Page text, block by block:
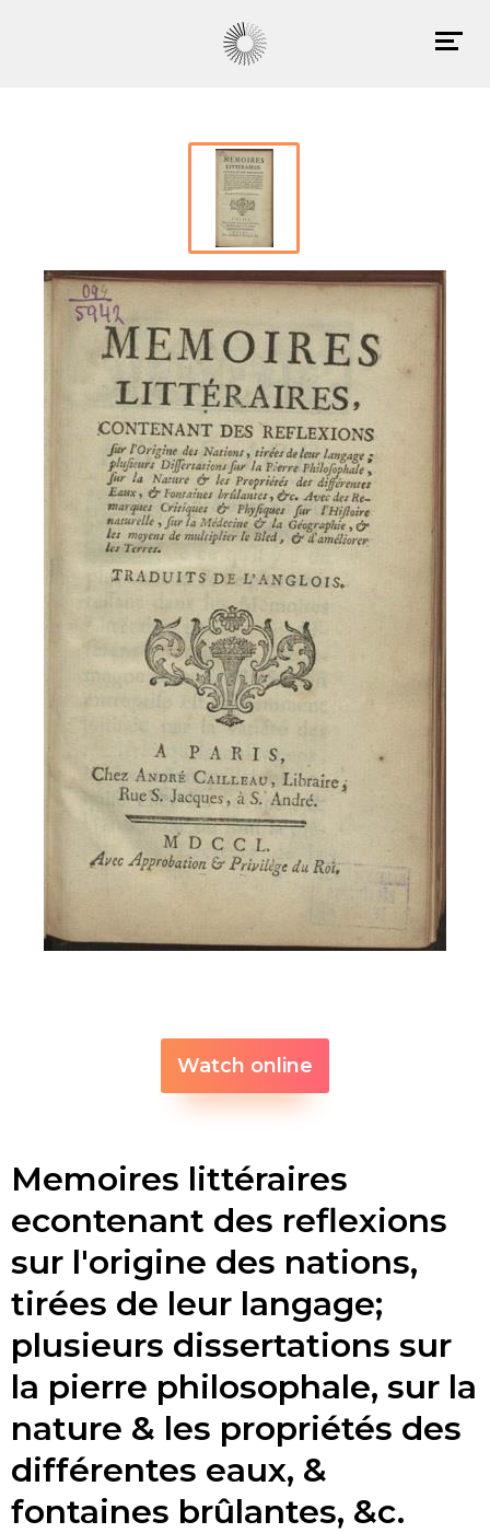
Watch online
Memoires littéraires
econtenant des reflexions
sur l'origine des nations,
tirées de leur langage;
plusieurs dissertations sur
la pierre philosophale, sur la
nature & les propriétés des
différentes eaux, &
fontaines brûlantes, &c.